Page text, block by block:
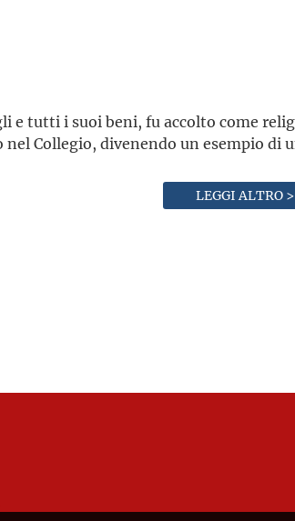
e tutti i suoi beni, fu accolto come
Collegio, divenendo un esempio di
LEGGI ALTRO >